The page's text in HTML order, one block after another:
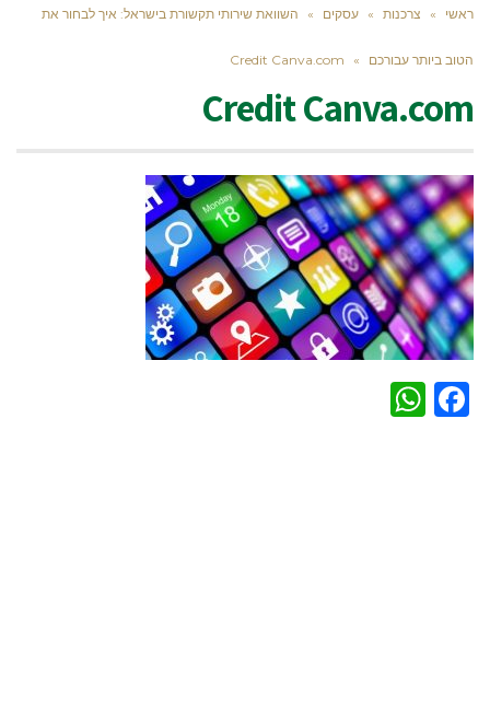
ראשי » צרכנות » עסקים » השוואת שירותי תקשורת בישראל: איך לבחור את
הטוב ביותר עבורכם »
Credit Canva.com
Credit Canva.com
Facebook